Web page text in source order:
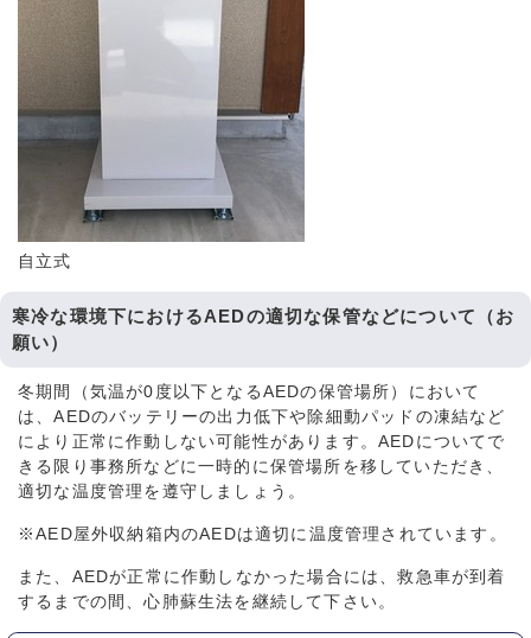
自立式
寒冷な環境下におけるAEDの適切な保管などについて（お
願い）
冬期間（気温が0度以下となるAEDの保管場所）において
は、AEDのバッテリーの出力低下や除細動パッドの凍結など
により正常に作動しない可能性があります。AEDについてで
きる限り事務所などに一時的に保管場所を移していただき、
適切な温度管理を遵守しましょう。
※AED屋外収納箱内のAEDは適切に温度管理されています。
また、AEDが正常に作動しなかった場合には、救急車が到着
するまでの間、心肺蘇生法を継続して下さい。